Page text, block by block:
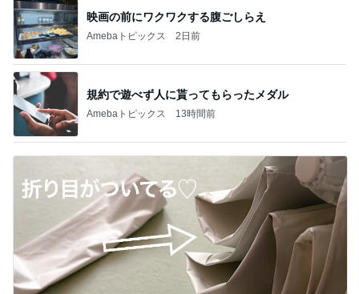
映画の前にワクワクする腹ごしらえ
Amebaトピックス 2日前
規約で遊べず人に貰ってもらったメダル
Amebaトピックス 13時間前